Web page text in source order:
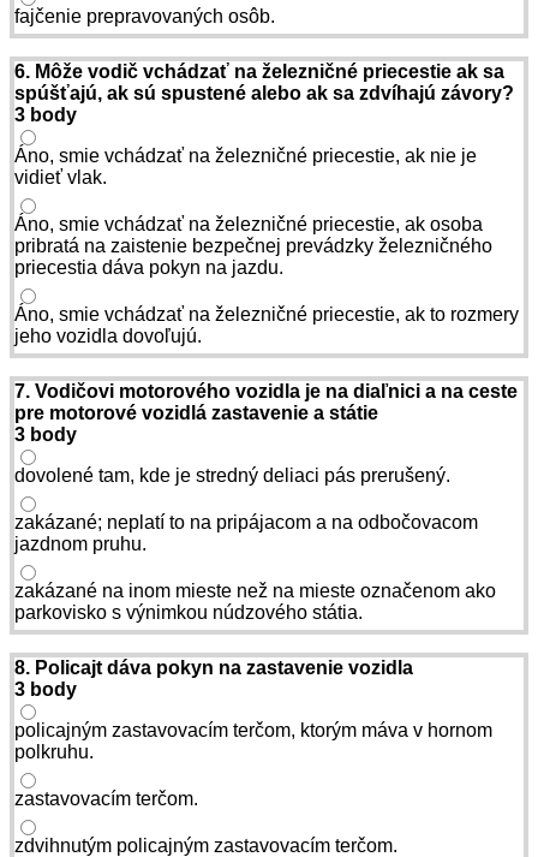
fajčenie prepravovaných osôb.
6. Môže vodič vchádzať na železničné priecestie ak sa
spúšťajú, ak sú spustené alebo ak sa zdvíhajú závory?
3 body
Áno, smie vchádzať na železničné priecestie, ak nie je
vidieť vlak.
Áno, smie vchádzať na železničné priecestie, ak osoba
pribratá na zaistenie bezpečnej prevádzky železničného
priecestia dáva pokyn na jazdu.
Áno, smie vchádzať na železničné priecestie, ak to rozmery
jeho vozidla dovoľujú.
7. Vodičovi motorového vozidla je na diaľnici a na ceste
pre motorové vozidlá zastavenie a státie
3 body
dovolené tam, kde je stredný deliaci pás prerušený.
zakázané; neplatí to na pripájacom a na odbočovacom
jazdnom pruhu.
zakázané na inom mieste než na mieste označenom ako
parkovisko s výnimkou núdzového státia.
8. Policajt dáva pokyn na zastavenie vozidla
3 body
policajným zastavovacím terčom, ktorým máva v hornom
polkruhu.
zastavovacím terčom.
zdvihnutým policajným zastavovacím terčom.